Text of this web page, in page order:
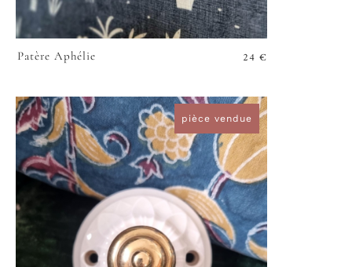
Patère Aphélie 24 €
pièce vendue